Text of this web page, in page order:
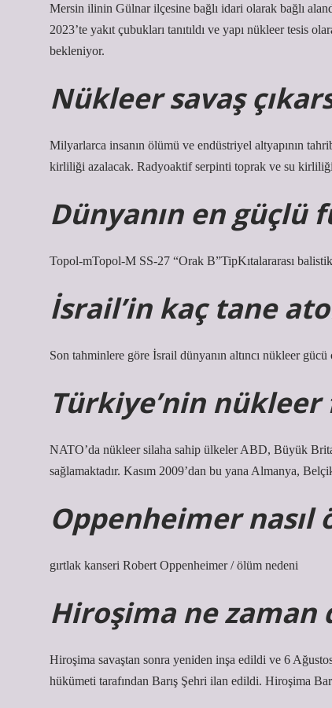
Mersin ilinin Gülnar ilçesine bağlı idari olarak bağlı
2023’te yakıt çubukları tanıtıldı ve yapı nükleer tesis
bekleniyor.
Nükleer savaş
Milyarlarca insanın ölümü ve endüstriyel altyapının
kirliliği azalacak. Radyoaktif serpinti toprak ve su
Dünyanın en güçlü
Topol-mTopol-M SS-27 “Orak B”TipKıtalararası
İsrail’in kaç tane
Son tahminlere göre İsrail dünyanın altıncı nükleer
Türkiye’nin nükleer
NATO’da nükleer silaha sahip ülkeler ABD, Büyük
sağlamaktadır. Kasım 2009’dan bu yana Almanya,
Oppenheimer nasıl
gırtlak kanseri Robert Oppenheimer / ölüm nedeni
Hiroşima ne zaman
Hiroşima savaştan sonra yeniden inşa edildi ve 6
hükümeti tarafından Barış Şehri ilan edildi. Hiroşima